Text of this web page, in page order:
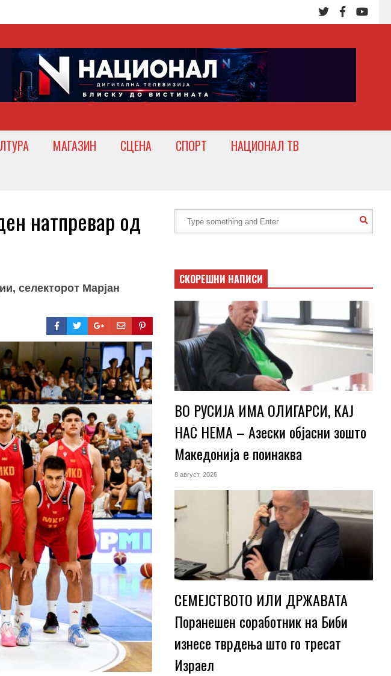
МАГАЗИН СЦЕНА СПОРТ
НАЦИОНАЛ ТВ
натпревар од
селекторот Марјан
СКОРЕШНИ НАПИСИ
ВО РУСИЈА ИМА ОЛИГАРСИ, КАЈ
НАС НЕМА – Азески објасни зошто
Македонија е поинаква
8 август, 2026
СЕМЕЈСТВОТО ИЛИ ДРЖАВАТА
Поранешен соработник на Биби
изнесе тврдења што го тресат
Израел